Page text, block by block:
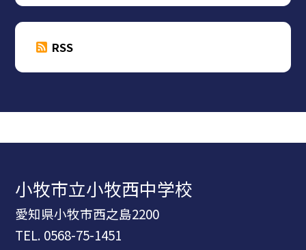
RSS
小牧市立小牧西中学校
愛知県小牧市西之島2200
TEL. 0568-75-1451